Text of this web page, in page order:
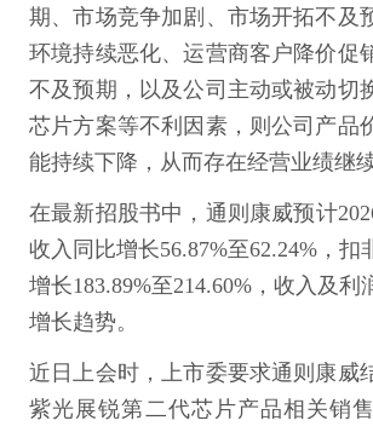
期、市场竞争加剧、市场开拓不及
环境持续恶化、运营商客户降价促
不及预期，以及公司主动或被动切
芯片方案等不利因素，则公司产品
能持续下降，从而存在经营业绩继
在最新招股书中，通则康威预计
收入同比增长56.87%至62.24%，扣
增长183.89%至214.60%，收入及利
增长趋势。
近日上会时，上市委要求通则康威
紫光展锐第二代芯片产品相关销